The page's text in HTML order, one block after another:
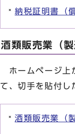
納税証明書（
酒類販売業（
ホームページ上
て、切手を貼付し
酒類販売業（